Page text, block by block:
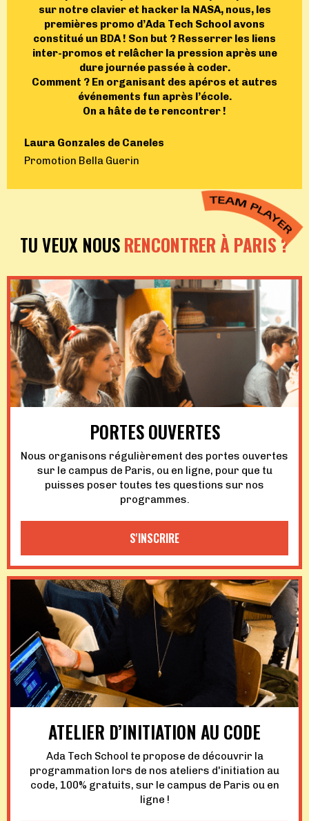
sur notre clavier et hacker la NASA, nous, les
premières promo d’Ada Tech School avons
constitué un BDA ! Son but ? Resserrer les liens
inter-promos et relâcher la pression après une
dure journée passée à coder.
Comment ? En organisant des apéros et autres
événements fun après l’école.
On a hâte de te rencontrer !
Laura Gonzales de Caneles
Promotion Bella Guerin
TU VEUX NOUSRENCONTRER À PARIS ?
PORTES OUVERTES
Nous organisons régulièrement des portes ouvertes
sur le campus de Paris, ou en ligne, pour que tu
puisses poser toutes tes questions sur nos
programmes.
S'INSCRIRE
ATELIER D’INITIATION AU CODE
Ada Tech School te propose de découvrir la
programmation lors de nos ateliers d'initiation au
code, 100% gratuits, sur le campus de Paris ou en
ligne !